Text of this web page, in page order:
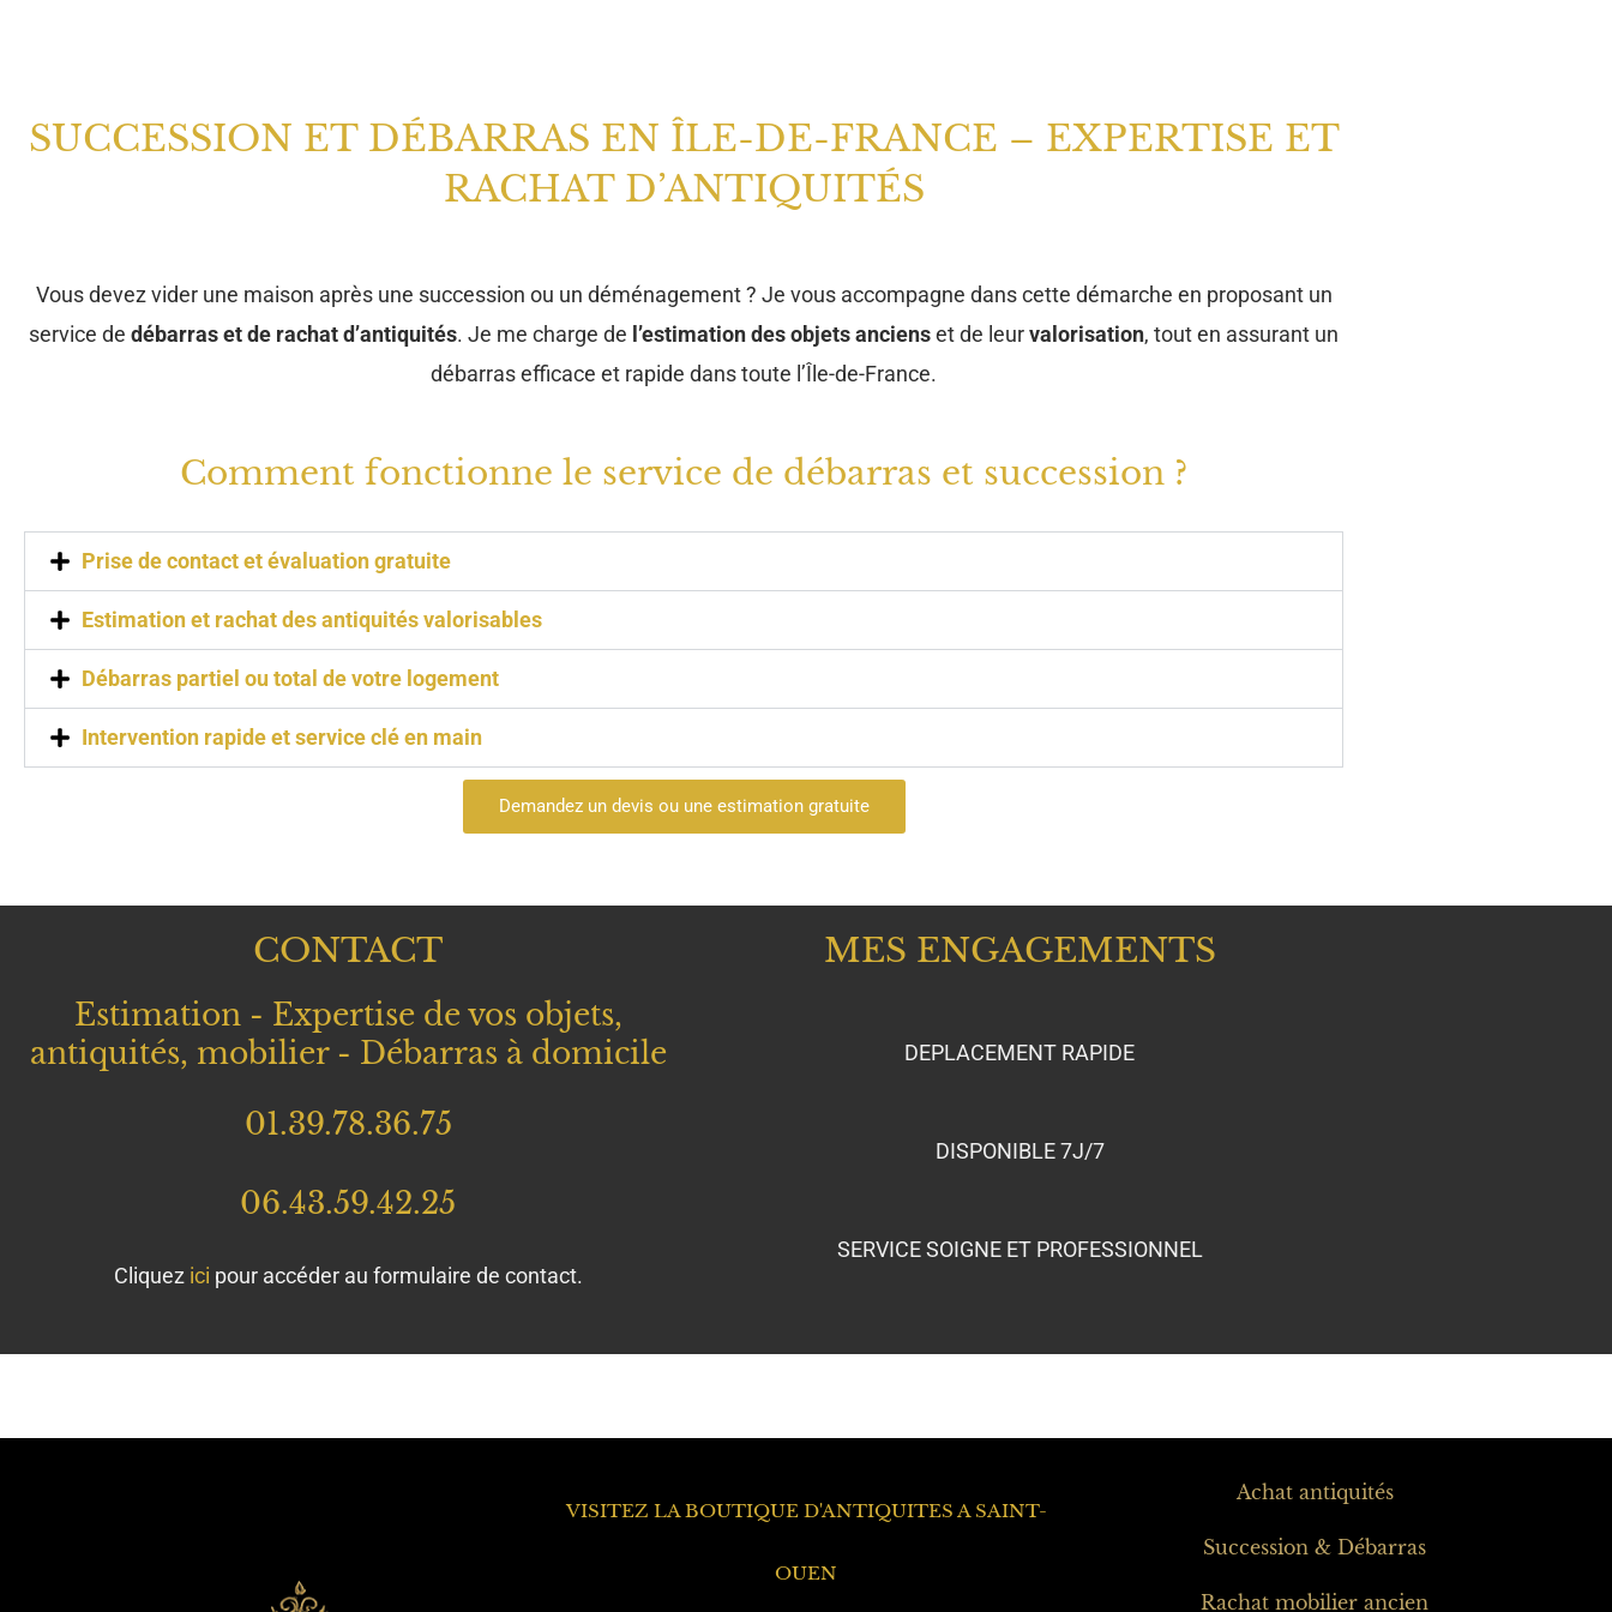
SUCCESSION ET DÉBARRAS EN ÎLE-DE-FRANCE – EXPERTISE ET
RACHAT D’ANTIQUITÉS
Vous devez vider une maison après une succession ou un déménagement ? Je vous accompagne dans cette démarche en proposant un
service de débarras et de rachat d’antiquités. Je me charge de l’estimation des objets ancienset de leurvalorisation, tout en assurant un
débarras efficace et rapide dans toute l’Île-de-France.
Comment fonctionne le service de débarras et succession ?
Prise de contact et évaluation gratuite
Estimation et rachat des antiquités valorisables
Débarras partiel ou total de votre logement
Intervention rapide et service clé en main
Demandez un devis ou une estimation gratuite
CONTACT
Estimation - Expertise de vos objets,
antiquités, mobilier - Débarras à domicile
01.39.78.36.75
06.43.59.42.25
Cliquez ici pour accéder au formulaire de contact.
MES ENGAGEMENTS
DEPLACEMENT RAPIDE
DISPONIBLE 7J/7
SERVICE SOIGNE ET PROFESSIONNEL
VISITEZ LA BOUTIQUE D'ANTIQUITES A SAINT-
OUEN
Achat antiquités
Succession & Débarras
Rachat mobilier ancien